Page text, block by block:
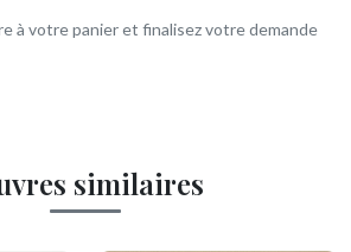
à votre panier et finalisez votre demande
similaires